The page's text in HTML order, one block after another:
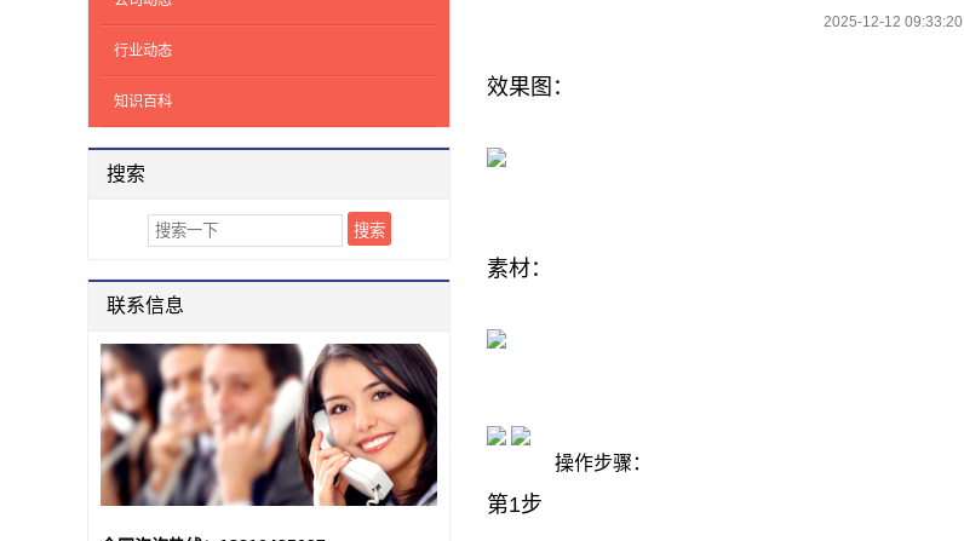
2025-12-12 09:33:20
效果图：
素材：
操作步骤：
第1步
行业动态
知识百科
搜索
联系信息